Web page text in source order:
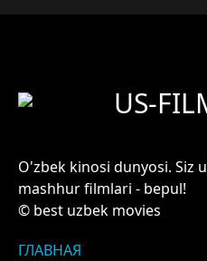
US-
O'zbek kinosi dunyosi. Siz
mashhur filmlari - bepul!
© best uzbek movies
ГЛАВНАЯ